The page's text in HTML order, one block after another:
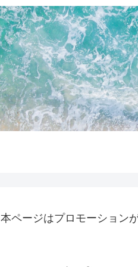
本ページはプロモーション